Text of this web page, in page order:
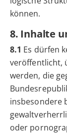
können.
8. Inhalte
8.1 Es dürfen
veröffentlicht,
werden, die
insbesondere
oder